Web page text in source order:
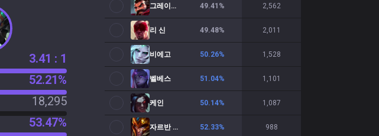
3.41 : 1
52.21%
18,295
53.47%
그레이브즈 49.41 % 2,562
리 신 49.48% 2,011
비에고 50.26% 1,528
벨베스 51.04% 1,101
케인 50.14% 1,087
자르반 4세 52.33% 988